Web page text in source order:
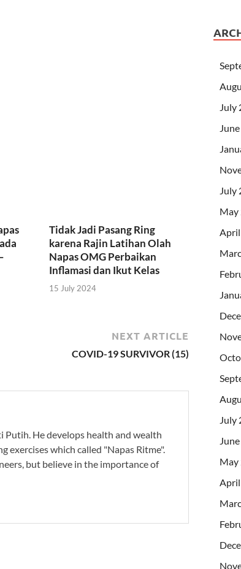
Tidak Jadi Pasang Ring
karena Rajin Latihan Olah
Napas OMG Perbaikan
Inflamasi dan Ikut Kelas
15 July 2024
NEXT ARTICLE
COVID-19 SURVIVOR (15)
He develops health and wealth
exercises which called "Napas Ritme".
but believe in the importance of
July
July
May
July
May